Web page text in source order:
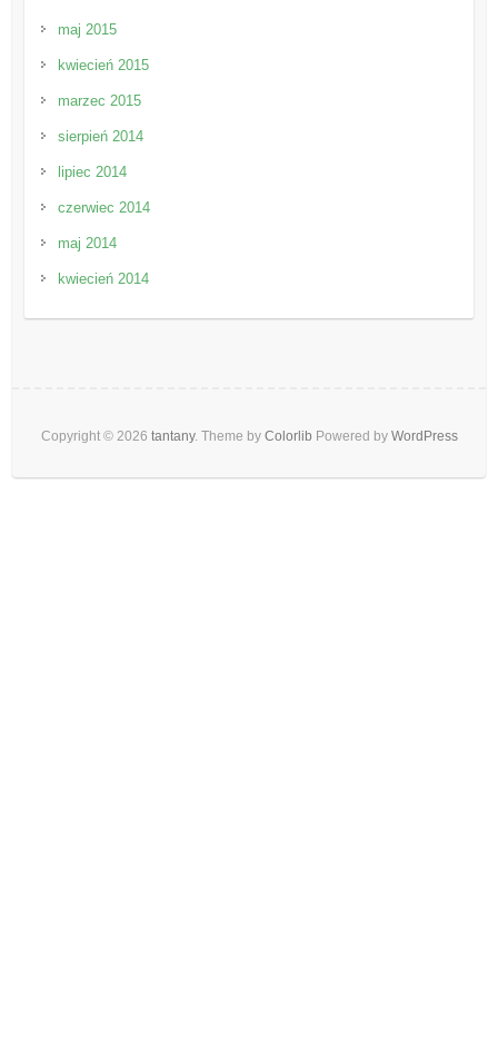
maj 2015
kwiecień 2015
marzec 2015
sierpień 2014
lipiec 2014
czerwiec 2014
maj 2014
kwiecień 2014
Copyright © 2026 tantany. Theme by Colorlib Powered by WordPress